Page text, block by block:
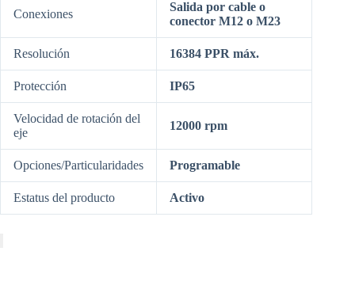
Conexiones
Salida por cable o
conector M12 o M23
Resolución 16384 PPR máx.
Protección IP65
Velocidad de rotación del
eje
12000 rpm
Opciones/Particularidades Programable
Estatus del producto Activo